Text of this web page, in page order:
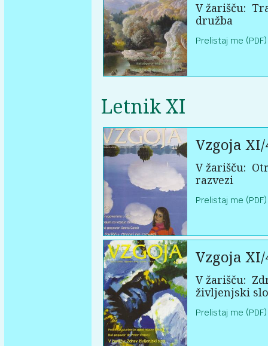
V žarišču:
družba
Prelistaj me (PDF)
Letnik XI
Vzgoja XI/
V žarišču:
razvezi
Prelistaj me (PDF)
Vzgoja XI/
V žarišču:
življenjski
Prelistaj me (PDF)